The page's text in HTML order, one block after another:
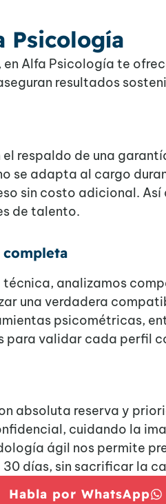
Psicología
Alfa Psicología te
resultados
respaldo de una
se adapta al cargo
sin costo adicional.
de talento.
completa
técnica, analizamos
una verdadera
psicométricas,
para validar cada perfil
absoluta reserva y
cuidando la
ágil nos permite
30 días, sin sacrificar la
Habla por WhatsApp